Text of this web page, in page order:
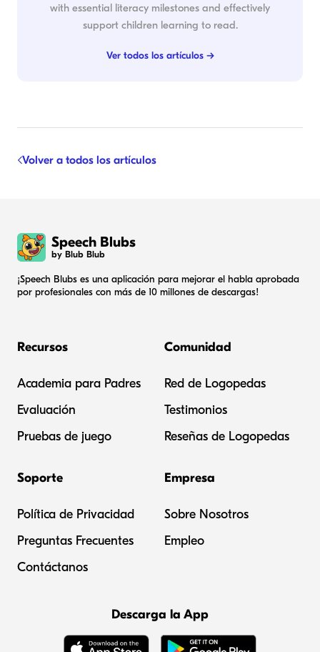
with essential literacy milestones and effectively
support children learning to read.
Ver todos los artículos →
Volver a todos los artículos
Speech Blubs
by Blub Blub
¡Speech Blubs es una aplicación para mejorar el habla aprobada
por profesionales con más de 10 millones de descargas!
Recursos
Academia para Padres
Evaluación
Pruebas de juego
Comunidad
Red de Logopedas
Testimonios
Reseñas de Logopedas
Soporte
Política de Privacidad
Preguntas Frecuentes
Contáctanos
Empresa
Sobre Nosotros
Empleo
Descarga la App